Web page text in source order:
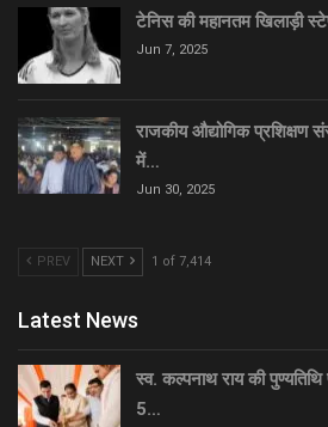
टेनिस की महानतम खिलाड़ी
Jun 7, 2025
राजकीय औद्योगिक
में…
Jun 30, 2025
PREV NEXT 1 of 7,414
Latest News
स्व. कल्पनाथ राय की
5…